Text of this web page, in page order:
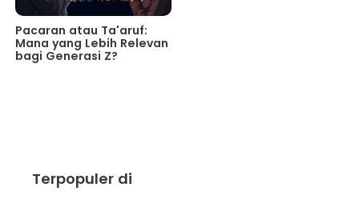
Pacaran atau Ta'aruf:
Mana yang Lebih Relevan
bagi Generasi Z?
Terpopuler di